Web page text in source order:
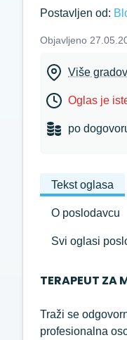
Postavljen od:
Objavljeno
Više
Oglas je
po
Tekst oglasa
O poslodavcu
Svi oglasi
TERAPEUT ZA
Traži se
profesionalna